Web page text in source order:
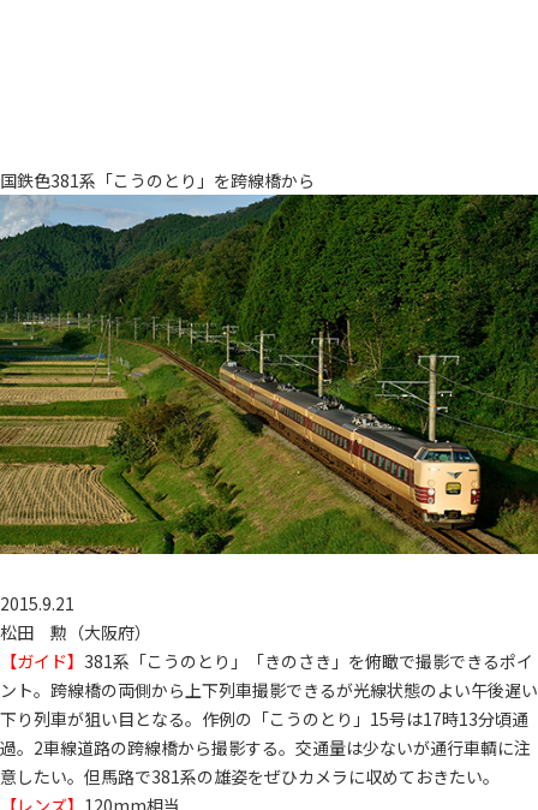
国鉄色381系「こうのとり」を跨線橋から
2015.9.21
松田 勲（大阪府）
【ガイド】 381系「こうのとり」「きのさき」を俯瞰で撮影できるポイ
ント。跨線橋の両側から上下列車撮影できるが光線状態のよい午後遅い
下り列車が狙い目となる。作例の「こうのとり」15号は17時13分頃通
過。2車線道路の跨線橋から撮影する。交通量は少ないが通行車輌に注
意したい。但馬路で381系の雄姿をぜひカメラに収めておきたい。
【レンズ】 120mm相当